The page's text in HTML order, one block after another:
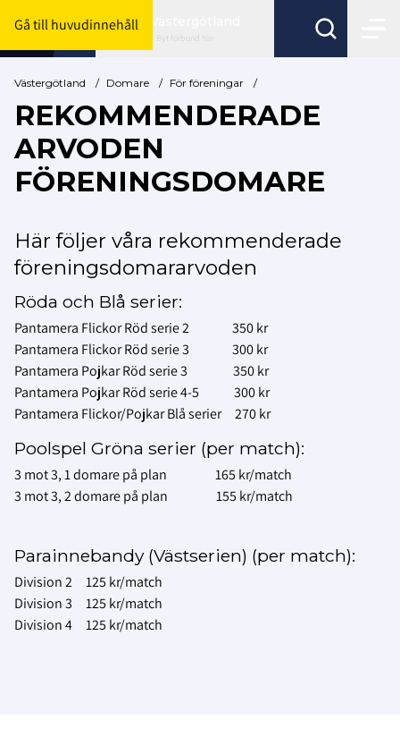
Gå till huvudinnehåll
Byt förbund här
Västergötland / Domare / För föreningar /
REKOMMENDERADE
ARVODEN
FÖRENINGSDOMARE
Här följer våra rekommenderade
föreningsdomararvoden
Röda och Blå serier:
Pantamera Flickor Röd serie 2 350 kr
Pantamera Flickor Röd serie 3 300 kr
Pantamera Pojkar Röd serie 3 350 kr
Pantamera Pojkar Röd serie 4-5 300 kr
Pantamera Flickor/Pojkar Blå serier 270 kr
Poolspel Gröna serier (per match):
3 mot 3, 1 domare på plan 165 kr/match
3 mot 3, 2 domare på plan 155 kr/match
Parainnebandy (Västserien) (per match):
Division 2 125 kr/match
Division 3 125 kr/match
Division 4 125 kr/match